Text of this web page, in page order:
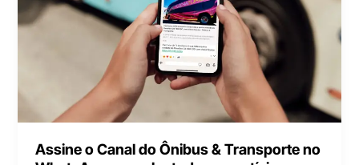
Assine o Canal do Ônibus & Transporte no